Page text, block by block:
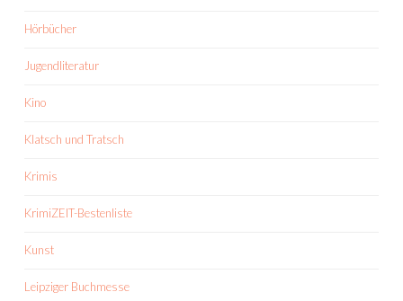
Hörbücher
Jugendliteratur
Kino
Klatsch und Tratsch
Krimis
KrimiZEIT-Bestenliste
Kunst
Leipziger Buchmesse